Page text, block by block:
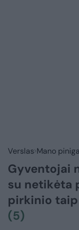
Verslas Mano
Gyventojai
su netikėta
pirkinio
(5)